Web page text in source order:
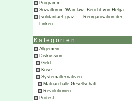
Programm
Sozialforum Warclaw: Bericht von Helga
[solidaritaet-graz] … Reorganisation der
Linken
Kategorien
Allgemein
Diskussion
Geld
Krise
Systemalternativen
Matriarchale Gesellschaft
Revolutionen
Protest